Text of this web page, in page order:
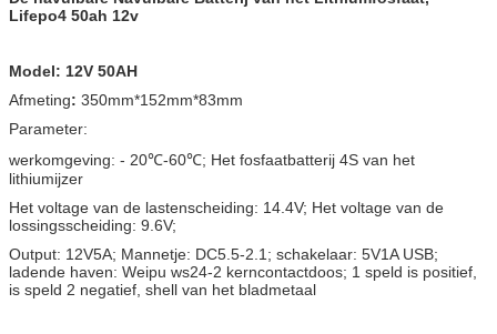
Lifepo4 50ah 12v
Model: 12V 50AH
Afmeting: 350mm*152mm*83mm
Parameter:
werkomgeving: - 20℃-60℃; Het fosfaatbatterij 4S van het
lithiumijzer
Het voltage van de lastenscheiding: 14.4V; Het voltage van de
lossingsscheiding: 9.6V;
Output: 12V5A; Mannetje: DC5.5-2.1; schakelaar: 5V1A USB;
ladende haven: Weipu ws24-2 kerncontactdoos; 1 speld is positief,
is speld 2 negatief, shell van het bladmetaal